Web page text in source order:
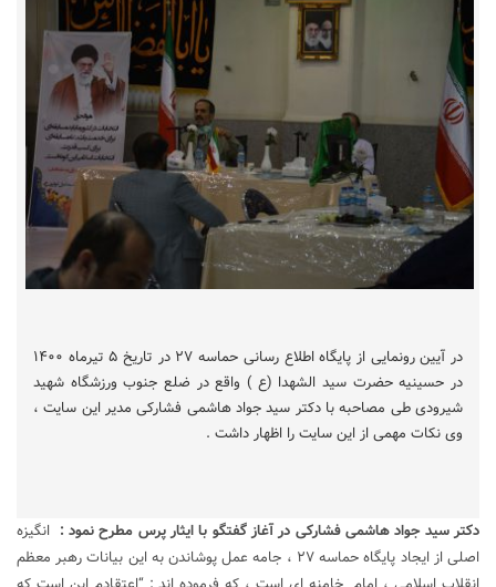
در آیین رونمایی از پایگاه اطلاع رسانی حماسه ۲۷ در تاریخ ۵ تیرماه ۱۴۰۰
در حسینیه حضرت سید الشهدا (ع ) واقع در ضلع جنوب ورزشگاه شهید
شیرودی طی مصاحبه با دکتر سید جواد هاشمی فشارکی مدیر این سایت ،
وی نکات مهمی از این سایت را اظهار داشت .
دکتر سید جواد هاشمی فشارکی در آغاز گفتگو با ایثار پرس مطرح نمود: انگیزه
اصلی از ایجاد پایگاه حماسه ۲۷ ، جامه عمل پوشاندن به این بیانات رهبر معظم